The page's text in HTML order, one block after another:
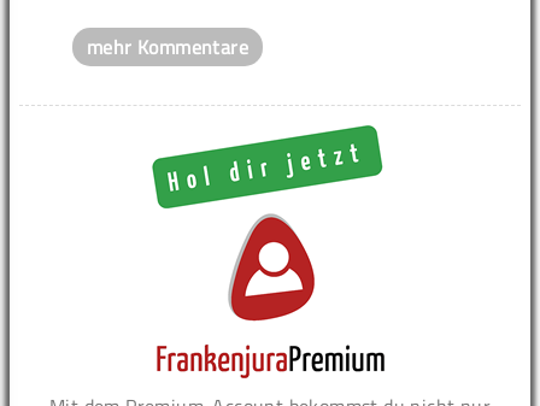
mehr Kommentare